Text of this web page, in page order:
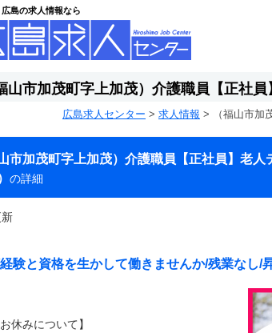
島の求人情報なら
山市加茂町字上加茂）介護職員【正社
広島求人センター > 求人情報 > （福山市
市加茂町字上加茂）介護職員【正社員】老
の詳細
験と資格を生かして働きませんか/残業なし/
休みについて】